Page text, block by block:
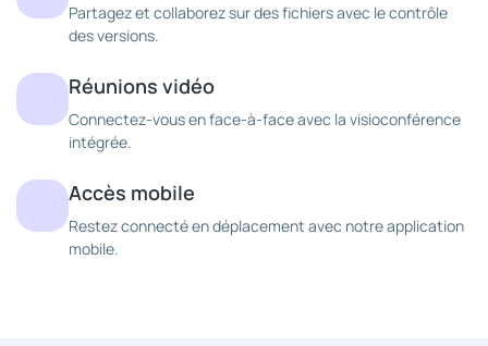
Partagez et collaborez sur des fichiers avec le contrôle
des versions.
Réunions vidéo
Connectez-vous en face-à-face avec la visioconférence
intégrée.
Accès mobile
Restez connecté en déplacement avec notre application
mobile.